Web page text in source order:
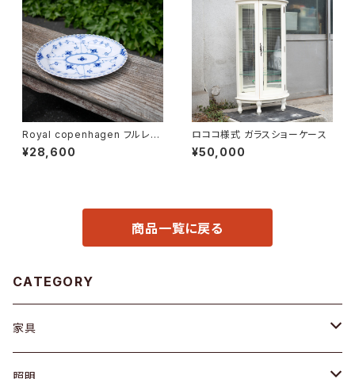
Royal copenhagen フルレー
ス オーバルディッシュ
¥28,600
ロココ様式 ガラスショーケース
¥50,000
商品一覧に戻る
CATEGORY
家具
ソファ / ベンチ
照明